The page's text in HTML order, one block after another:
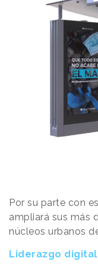
Por su parte con
ampliará sus más
núcleos urbanos
Liderazgo